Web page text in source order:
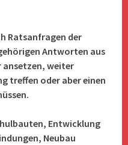
Ratsanfragen der
Antworten aus
ansetzen, weiter
treffen oder aber einen
Entwicklung
Neubau